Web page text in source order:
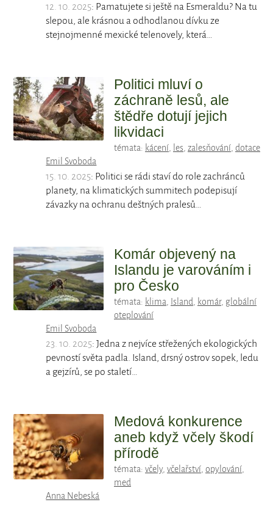
12. 10. 2025: Pamatujete si ještě na Esmeraldu? Na tu
slepou, ale krásnou a odhodlanou dívku ze
stejnojmenné mexické telenovely, která…
Politici mluví o
záchraně lesů, ale
štědře dotují jejich
likvidaci
témata: kácení, les, zalesňování, dotace
Emil Svoboda
15. 10. 2025: Politici se rádi staví do role zachránců
planety, na klimatických summitech podepisují
závazky na ochranu deštných pralesů…
Komár objevený na
Islandu je varováním i
pro Česko
témata: klima, Island, komár, globální
oteplování
Emil Svoboda
23. 10. 2025: Jedna z nejvíce střežených ekologických
pevností světa padla. Island, drsný ostrov sopek, ledu
a gejzírů, se po staletí…
Medová konkurence
aneb když včely škodí
přírodě
témata: včely, včelařství, opylování,
med
Anna Nebeská